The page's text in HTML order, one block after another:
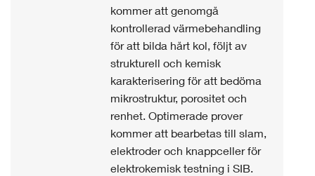
kommer att genomgå
kontrollerad värmebehandling
för att bilda hårt kol, följt av
strukturell och kemisk
karakterisering för att bedöma
mikrostruktur, porositet och
renhet. Optimerade prover
kommer att bearbetas till slam,
elektroder och knappceller för
elektrokemisk testning i SIB.